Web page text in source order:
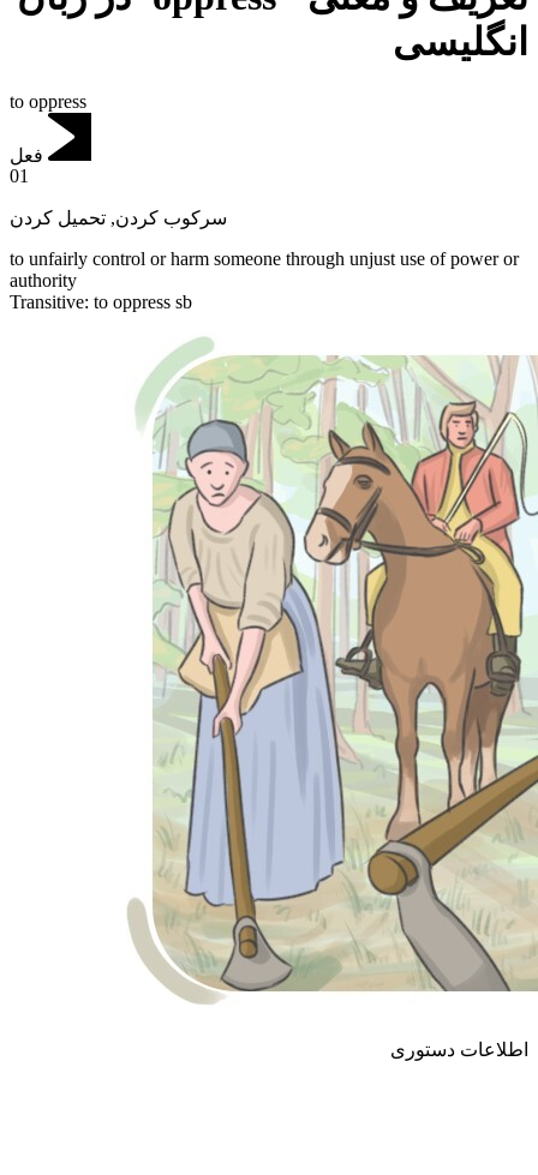
انگلیسی
to oppress
فعل
01
سرکوب کردن, تحمیل کردن
to unfairly control or harm someone through unjust use of power or
authority
Transitive: to oppress sb
اطلاعات دستوری